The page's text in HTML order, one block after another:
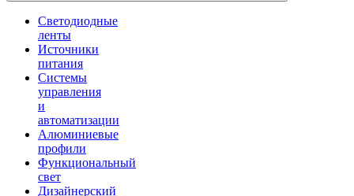
Светодиодные
ленты
Источники
питания
Системы
управления
и
автоматизации
Алюминиевые
профили
Функциональный
свет
Дизайнерский